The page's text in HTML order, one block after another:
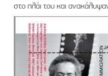
στο πλάι του και